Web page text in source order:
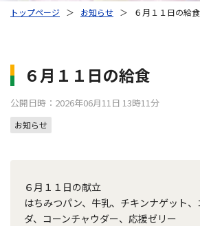
トップページ ＞ お知らせ ＞ ６月１１日の給食
６月１１日の給食
公開日時：2026年06月11日 13時11分
お知らせ
６月１１日の献立
はちみつパン、牛乳、チキンナゲット
ダ、コーンチャウダー、応援ゼリー